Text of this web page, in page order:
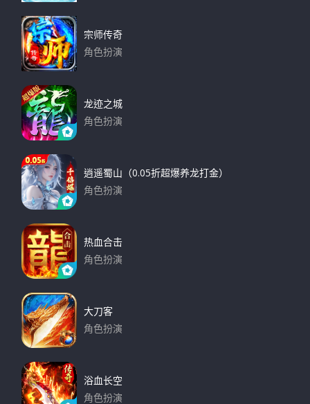
宗师传奇
角色扮演
龙迹之城
角色扮演
逍遥蜀山（0.05折超爆养龙打金）
角色扮演
热血合击
角色扮演
大刀客
角色扮演
浴血长空
角色扮演